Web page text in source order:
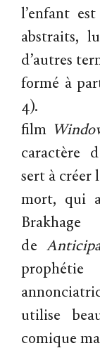
l’enfant
abstraits,
d’autres
formé à
4).
film
caractère
sert à créer
mort, qui
de
utilise
comique